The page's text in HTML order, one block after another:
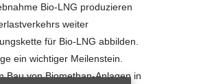
Bio-LNG produzieren
weiter
für Bio-LNG abbilden.
ein wichtiger Meilenstein.
Bau von Biomethan-Anlagen in